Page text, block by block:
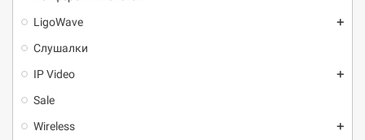
LigoWave
add
Слушалки
IP Video
add
Sale
Wireless
add